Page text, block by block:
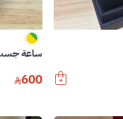
ساعة
600